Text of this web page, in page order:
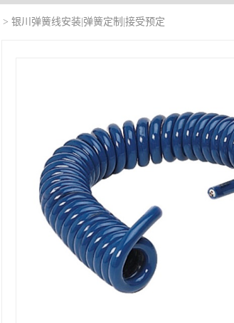
> 银川弹簧线安装|弹簧定制|接受预定